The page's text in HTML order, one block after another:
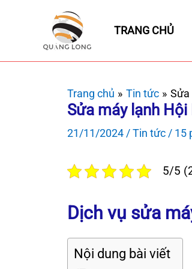
TRANG CHỦ
Trang chủ Tin tức Sửa
Sửa máy lạnh Hội
21/11/2024 /Tin tức / 15
5/5
Dịch vụ sửa
Nội dung bài viết